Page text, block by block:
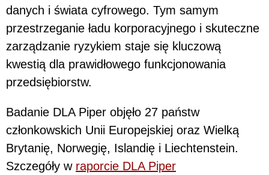
danych i świata cyfrowego. Tym samym
przestrzeganie ładu korporacyjnego i skuteczne
zarządzanie ryzykiem staje się kluczową
kwestią dla prawidłowego funkcjonowania
przedsiębiorstw.
Badanie DLA Piper objęło 27 państw
członkowskich Unii Europejskiej oraz Wielką
Brytanię, Norwegię, Islandię i Liechtenstein.
Szczegóły w raporcie DLA Piper